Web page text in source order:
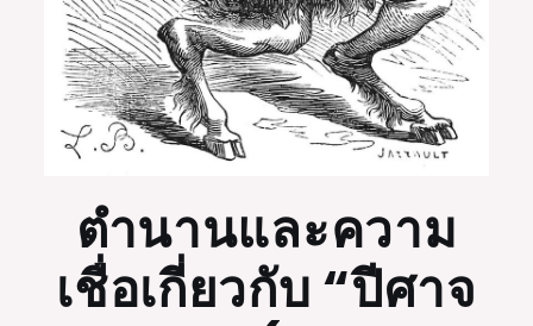
ตำนานและความ
เชื่อเกี่ยวกับ “ปีศาจ